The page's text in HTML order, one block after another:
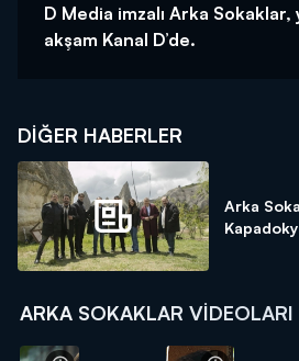
D Media imzalı Arka
akşam Kanal D’de.
DIĞER HABERLER
Arka
ARKA SOKAKLAR VIDEOLARI